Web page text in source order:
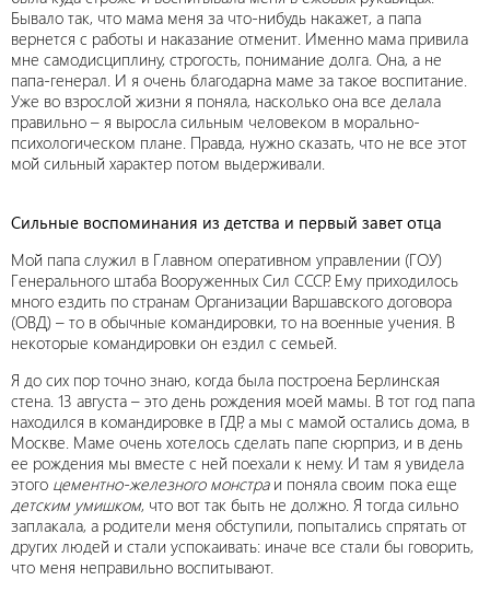
Бывало так, что мама меня за что-нибудь накажет, а папа
вернется с работы и наказание отменит. Именно мама привила
мне самодисциплину, строгость, понимание долга. Она, а не
папа-генерал. И я очень благодарна маме за такое воспитание.
Уже во взрослой жизни я поняла, насколько она все делала
правильно – я выросла сильным человеком в морально-
психологическом плане. Правда, нужно сказать, что не все этот
мой сильный характер потом выдерживали.
Сильные воспоминания из детства и первый завет отца
Мой папа служил в Главном оперативном управлении (ГОУ)
Генерального штаба Вооруженных Сил СССР. Ему приходилось
много ездить по странам Организации Варшавского договора
(ОВД) – то в обычные командировки, то на военные учения. В
некоторые командировки он ездил с семьей.
Я до сих пор точно знаю, когда была построена Берлинская
стена. 13 августа – это день рождения моей мамы. В тот год папа
находился в командировке в ГДР, а мы с мамой остались дома, в
Москве. Маме очень хотелось сделать папе сюрприз, и в день
ее рождения мы вместе с ней поехали к нему. И там я увидела
этого цементно-железного монстраи поняла своим пока еще
детским умишком, что вот так быть не должно. Я тогда сильно
заплакала, а родители меня обступили, попытались спрятать от
других людей и стали успокаивать: иначе все стали бы говорить,
что меня неправильно воспитывают.